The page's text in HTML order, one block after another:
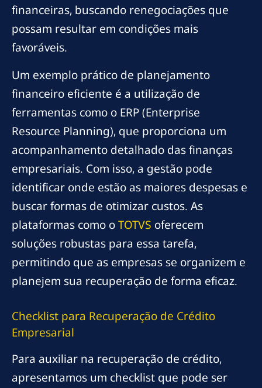
financeiras, buscando renegociações que
possam resultar em condições mais
favoráveis.
Um exemplo prático de planejamento
financeiro eficiente é a utilização de
ferramentas como o ERP (Enterprise
Resource Planning), que proporciona um
acompanhamento detalhado das finanças
empresariais. Com isso, a gestão pode
identificar onde estão as maiores despesas e
buscar formas de otimizar custos. As
plataformas como oTOTVS oferecem
soluções robustas para essa tarefa,
permitindo que as empresas se organizem e
planejem sua recuperação de forma eficaz.
Checklist para Recuperação de Crédito
Empresarial
Para auxiliar na recuperação de crédito,
apresentamos um checklist que pode ser